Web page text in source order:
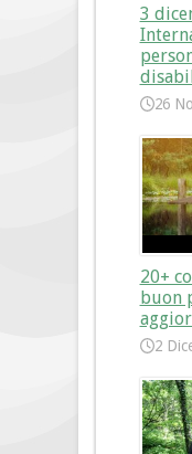
3
26
20+
buon
2